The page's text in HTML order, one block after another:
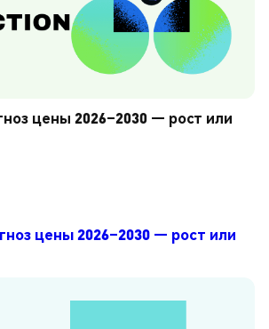
цены 2026–2030 — рост или
цены 2026–2030 — рост или